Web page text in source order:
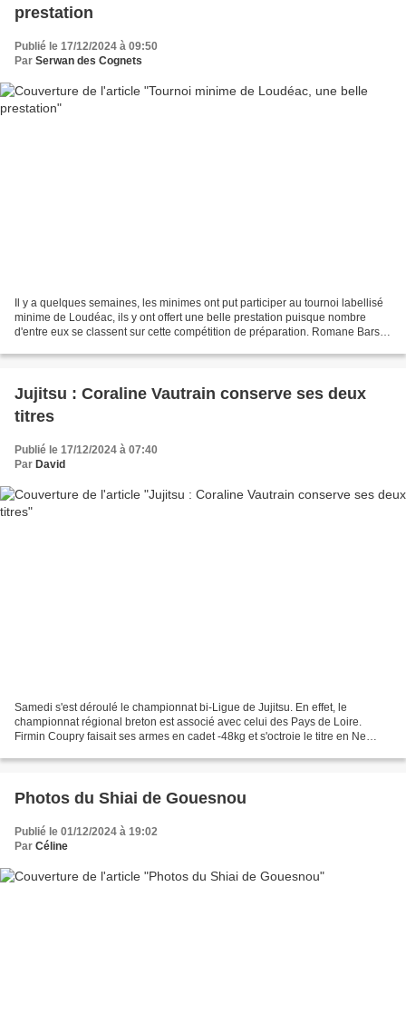
prestation
Publié le 17/12/2024 à 09:50
Par Serwan des Cognets
Il y a quelques semaines, les minimes ont put participer au tournoi labellisé
minime de Loudéac, ils y ont offert une belle prestation puisque nombre
d'entre eux se classent sur cette compétition de préparation. Romane Bars,
Jujitsu : Coraline Vautrain conserve ses deux
titres
Publié le 17/12/2024 à 07:40
Par David
Samedi s'est déroulé le championnat bi-Ligue de Jujitsu. En effet, le
championnat régional breton est associé avec celui des Pays de Loire.
Firmin Coupry faisait ses armes en cadet -48kg et s'octroie le titre en Ne
Photos du Shiai de Gouesnou
Publié le 01/12/2024 à 19:02
Par Céline